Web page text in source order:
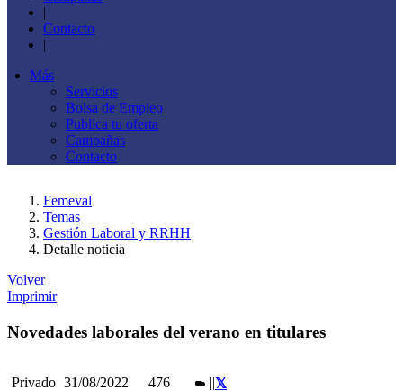
|
Contacto
|
Más
Servicios
Bolsa de Empleo
Publica tu oferta
Campañas
Contacto
Femeval
Temas
Gestión Laboral y RRHH
Detalle noticia
Volver
Imprimir
Novedades laborales del verano en titulares
Privado 31/08/2022 476 ||